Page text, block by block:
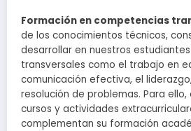
Formación en competencias
de los conocimientos técnicos,
desarrollar en nuestros
transversales como el trabajo en
comunicación efectiva, el
resolución de problemas. Para
cursos y actividades
complementan su formación